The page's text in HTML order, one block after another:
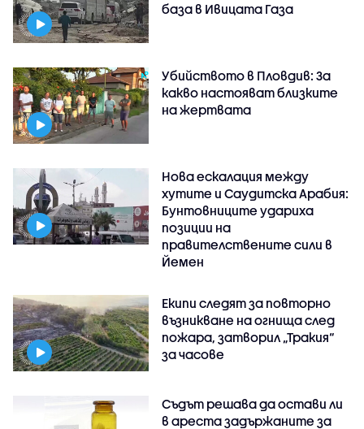
база в Ивицата Газа
Убийството в Пловдив: За
какво настояват близките
на жертвата
Нова ескалация между
хутите и Саудитска Арабия:
Бунтовниците удариха
позиции на
правителствените сили в
Йемен
Екипи следят за повторно
възникване на огнища след
пожара, затворил „Тракия“
за часове
Съдът решава да остави ли
в ареста задържаните за